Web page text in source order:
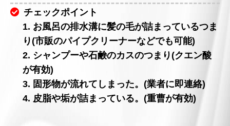
チェックポイント
1. お風呂の排水溝に髪の毛が詰まっているつま
り(市販のパイプクリーナーなどでも可能)
2. シャンプーや石鹸のカスのつまり(クエン酸
が有効)
3. 固形物が流れてしまった。(業者に即連絡)
4. 皮脂や垢が詰まっている。(重曹が有効)